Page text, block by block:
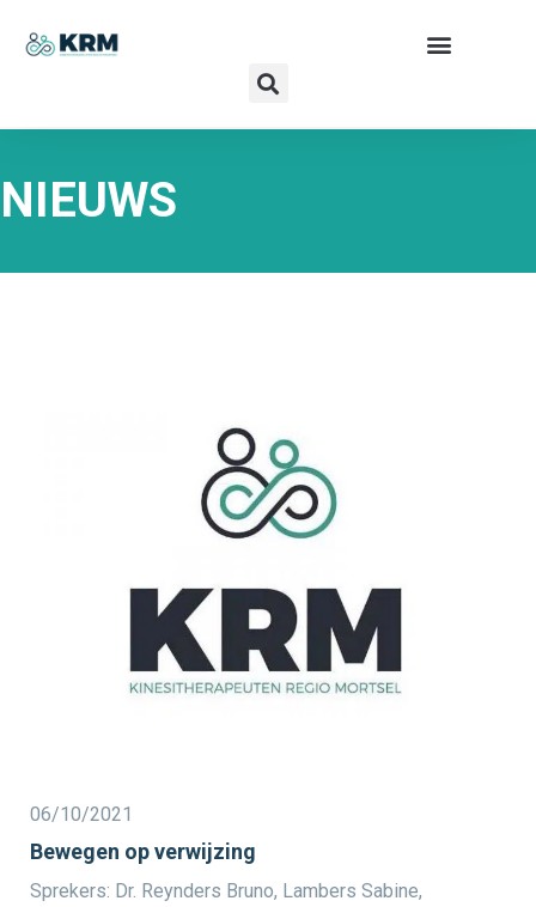
NIEUWS
06/10/2021
Bewegen op verwijzing
Sprekers: Dr. Reynders Bruno, Lambers Sabine,